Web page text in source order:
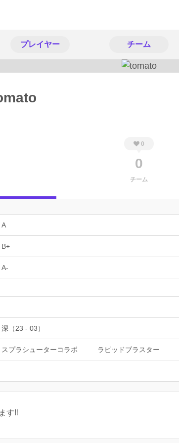
プレイヤー チーム
0
0
チーム
A
B+
A-
深（23 - 03）
スプラシューターコラボ ラピッドブラスター
す‼︎